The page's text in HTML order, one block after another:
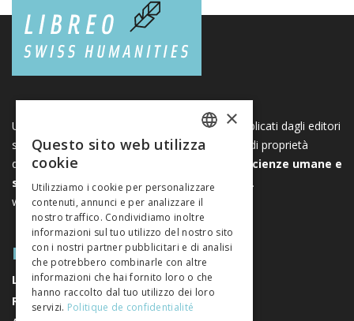
Una piattaforma unica per i libri e le riviste pubblicati dagli editori
svizzeri di scienze umane e sociali. Libreo.ch è di proprietà
dell’
Associazione svizzera degli editori di scienze umane e
sociali. È un’associazione senza scopo di lucro.
www.editeurssuisses.ch
MAPPA DEL SITO
LIBRI
RIVISTE
FRENCH
×
Questo sito web utilizza
cookie
Utilizziamo i cookie per personalizzare
contenuti, annunci e per analizzare il
nostro traffico. Condividiamo inoltre
informazioni sul tuo utilizzo del nostro sito
con i nostri partner pubblicitari e di analisi
che potrebbero combinarle con altre
informazioni che hai fornito loro o che
hanno raccolto dal tuo utilizzo dei loro
servizi. Politique de confidentialité